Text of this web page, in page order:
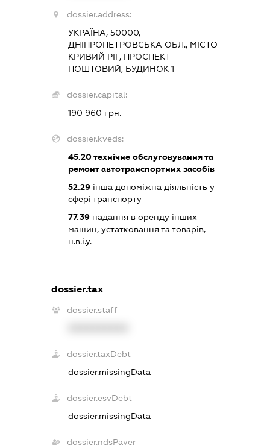
dossier.address:
УКРАЇНА, 50000,
ДНІПРОПЕТРОВСЬКА ОБЛ., МІСТО
КРИВИЙ РІГ, ПРОСПЕКТ
ПОШТОВИЙ, БУДИНОК 1
dossier.capital:
190 960 грн.
dossier.kveds:
45.20технічне обслуговування та
ремонт автотранспортних засобів
52.29 інша допоміжна діяльність у
сфері транспорту
77.39 надання в оренду інших
машин, устатковання та товарів,
н.в.і.у.
dossier.tax
dossier.staff
dossier.taxDebt
dossier.missingData
dossier.esvDebt
dossier.missingData
dossier.ndsPayer